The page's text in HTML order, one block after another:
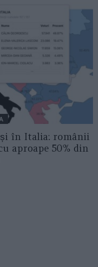
în Italia: românii
aproape 50% din